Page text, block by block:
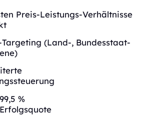
Preis-Leistungs-Verhältnisse
Targeting (Land-, Bundesstaat-
99,5 %
Erfolgsquote